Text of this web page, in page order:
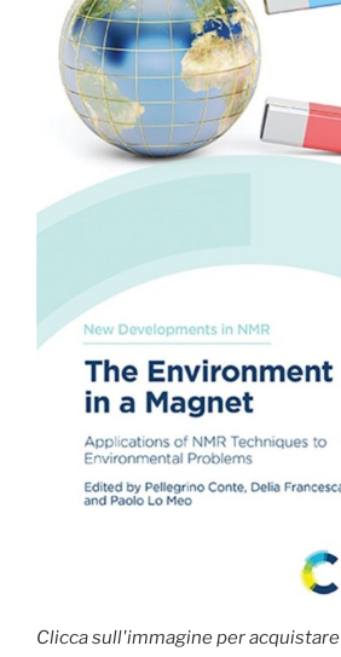
Clicca sull'immagine per acquistare